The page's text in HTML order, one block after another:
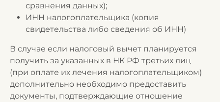
сравнения данных);
ИНН налогоплательщика (копия
свидетельства либо сведения об ИНН)
В случае если налоговый вычет планируется
получить за указанных в НК РФ третьих лиц
(при оплате их лечения налогоплательщиком)
дополнительно необходимо предоставить
документы, подтверждающие отношение